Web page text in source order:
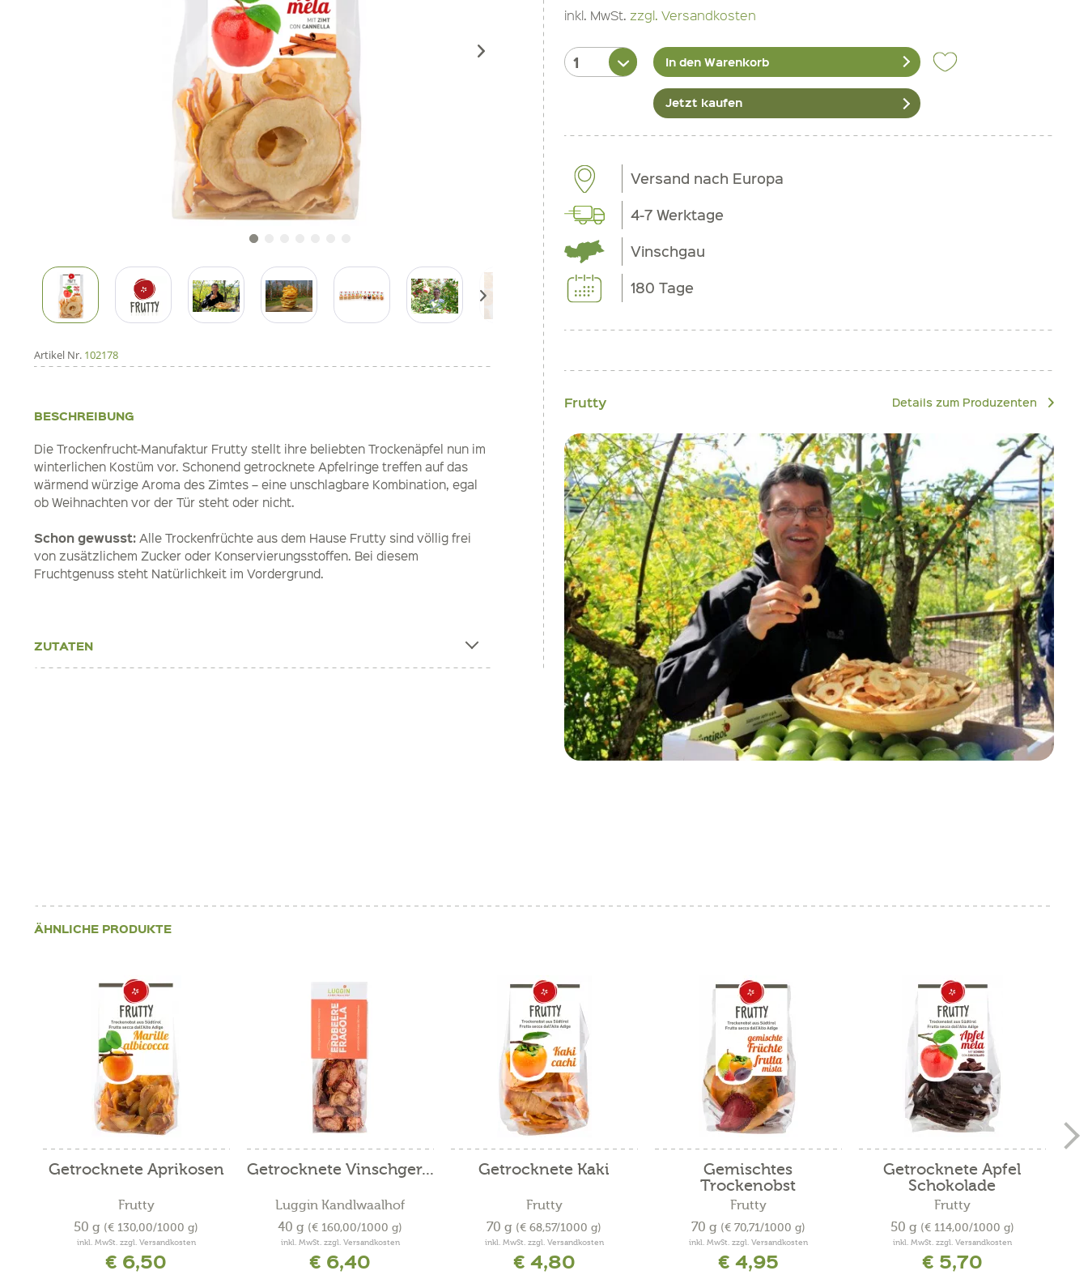
Artikel Nr. 102178
BESCHREIBUNG
Die Trockenfrucht-Manufaktur Frutty stellt ihre beliebten Trockenäpfel nun im
winterlichen Kostüm vor. Schonend getrocknete Apfelringe treffen auf das
wärmend würzige Aroma des Zimtes – eine unschlagbare Kombination, egal
ob Weihnachten vor der Tür steht oder nicht.
Schon gewusst: Alle Trockenfrüchte aus dem Hause Frutty sind völlig frei
von zusätzlichem Zucker oder Konservierungsstoffen. Bei diesem
Fruchtgenuss steht Natürlichkeit im Vordergrund.
ZUTATEN
inkl. MwSt. zzgl. Versandkosten
In den Warenkorb
Jetzt kaufen
Versand nach Europa
4-7 Werktage
Vinschgau
180 Tage
Frutty Details zum Produzenten
ÄHNLICHE PRODUKTE
Getrocknete Aprikosen
Frutty
50 g (€ 130,00/1000 g)
inkl. MwSt. zzgl. Versandkosten
€ 6,50
Getrocknete Vinschger...
Luggin Kandlwaalhof
40 g (€ 160,00/1000 g)
inkl. MwSt. zzgl. Versandkosten
€ 6,40
Getrocknete Kaki
Frutty
70 g (€ 68,57/1000 g)
inkl. MwSt. zzgl. Versandkosten
€ 4,80
Gemischtes
Trockenobst
Frutty
70 g (€ 70,71/1000 g)
inkl. MwSt. zzgl. Versandkosten
€ 4,95
Getrocknete Äpfel
Schokolade
Frutty
50 g (€ 114,00/1000 g)
inkl. MwSt. zzgl. Versandkosten
€ 5,70